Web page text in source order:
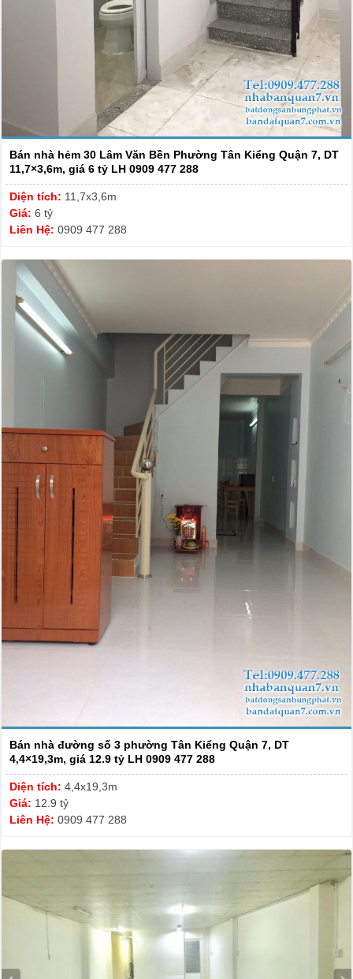
Bán nhà hẻm 30 Lâm Văn Bền Phường Tân Kiểng Quận 7, DT
11,7×3,6m, giá 6 tỷ LH 0909 477 288
Diện tích: 11,7x3,6m
Giá: 6 tỷ
Liên Hệ: 0909 477 288
Bán nhà đường số 3 phường Tân Kiểng Quận 7, DT
4,4×19,3m, giá 12.9 tỷ LH 0909 477 288
Diện tích: 4,4x19,3m
Giá: 12.9 tỷ
Liên Hệ: 0909 477 288